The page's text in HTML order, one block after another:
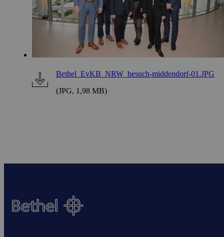
Bethel_EvKB_NRW_besuch-middendorf-01.JPG
(JPG, 1,98 MB)